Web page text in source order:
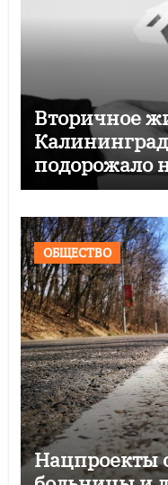
Вторичное
подорожало
ОБЩЕСТВО
Нацпроекты